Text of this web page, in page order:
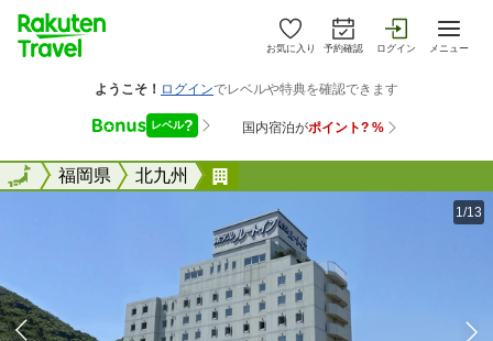
お気に入り 予約確認 ログイン メニュー
全国福岡県 北九州
全国
1/13